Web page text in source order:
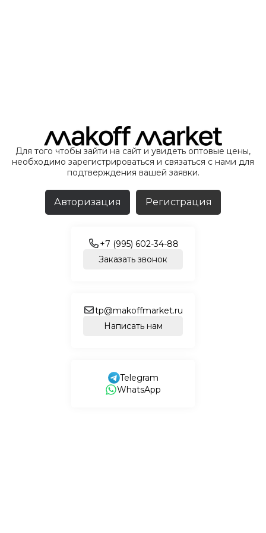
Для того чтобы зайти на сайт и увидеть оптовые цены,
необходимо зарегистрироваться и связаться с нами для
подтверждения вашей заявки.
Авторизация Регистрация
+7 (995) 602-34-88
Заказать звонок
tp@makoffmarket.ru
Написать нам
Telegram
WhatsApp